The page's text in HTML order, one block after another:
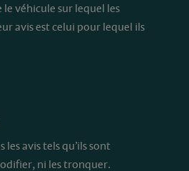
véhicule sur lequel les
avis est celui pour lequel ils
avis tels qu’ils sont
ni les tronquer.